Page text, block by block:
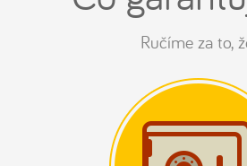
Ručíme za to,